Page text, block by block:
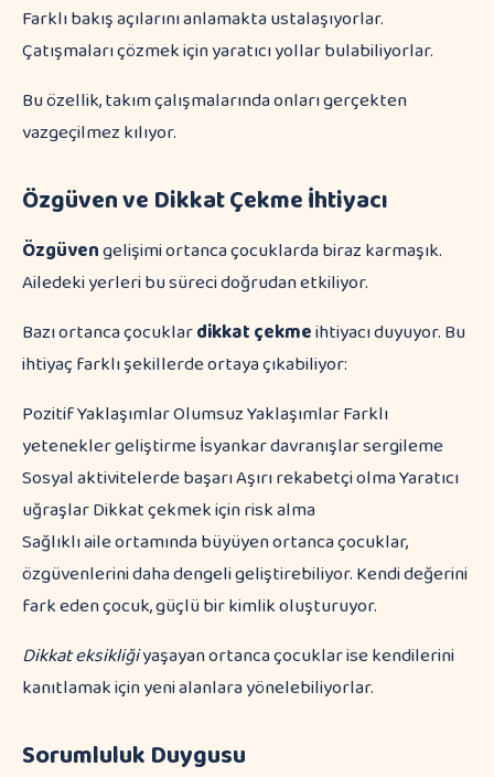
Farklı bakış açılarını anlamakta ustalaşıyorlar.
Çatışmaları çözmek için yaratıcı yollar bulabiliyorlar.
Bu özellik, takım çalışmalarında onları gerçekten
vazgeçilmez kılıyor.
Özgüven ve Dikkat Çekme İhtiyacı
Özgüvengelişimi ortanca çocuklarda biraz karmaşık.
Ailedeki yerleri bu süreci doğrudan etkiliyor.
Bazı ortanca çocuklardikkat çekmeihtiyacı duyuyor. Bu
ihtiyaç farklı şekillerde ortaya çıkabiliyor:
Pozitif Yaklaşımlar Olumsuz Yaklaşımlar Farklı
yetenekler geliştirme İsyankar davranışlar sergileme
Sosyal aktivitelerde başarı Aşırı rekabetçi olma Yaratıcı
uğraşlar Dikkat çekmek için risk alma
Sağlıklı aile ortamında büyüyen ortanca çocuklar,
özgüvenlerini daha dengeli geliştirebiliyor. Kendi değerini
fark eden çocuk, güçlü bir kimlik oluşturuyor.
Dikkat eksikliğiyaşayan ortanca çocuklar ise kendilerini
kanıtlamak için yeni alanlara yönelebiliyorlar.
Sorumluluk Duygusu